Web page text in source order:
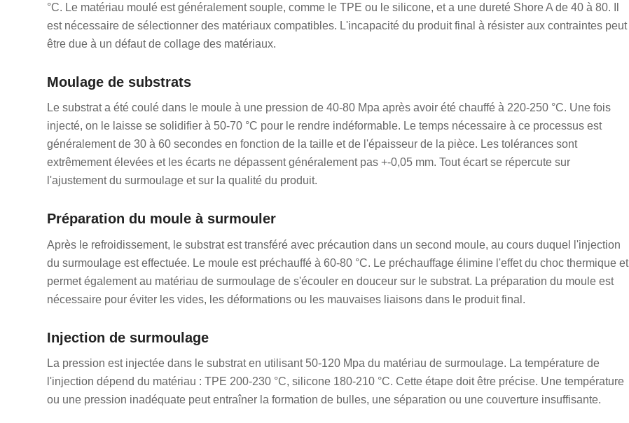
°C. Le matériau moulé est généralement souple, comme le TPE ou le silicone, et a une dureté Shore A de 40 à 80. Il
est nécessaire de sélectionner des matériaux compatibles. L'incapacité du produit final à résister aux contraintes peut
être due à un défaut de collage des matériaux.
Moulage de substrats
Le substrat a été coulé dans le moule à une pression de 40-80 Mpa après avoir été chauffé à 220-250 °C. Une fois
injecté, on le laisse se solidifier à 50-70 °C pour le rendre indéformable. Le temps nécessaire à ce processus est
généralement de 30 à 60 secondes en fonction de la taille et de l'épaisseur de la pièce. Les tolérances sont
extrêmement élevées et les écarts ne dépassent généralement pas +-0,05 mm. Tout écart se répercute sur
l'ajustement du surmoulage et sur la qualité du produit.
Préparation du moule à surmouler
Après le refroidissement, le substrat est transféré avec précaution dans un second moule, au cours duquel l'injection
du surmoulage est effectuée. Le moule est préchauffé à 60-80 °C. Le préchauffage élimine l'effet du choc thermique et
permet également au matériau de surmoulage de s'écouler en douceur sur le substrat. La préparation du moule est
nécessaire pour éviter les vides, les déformations ou les mauvaises liaisons dans le produit final.
Injection de surmoulage
La pression est injectée dans le substrat en utilisant 50-120 Mpa du matériau de surmoulage. La température de
l'injection dépend du matériau : TPE 200-230 °C, silicone 180-210 °C. Cette étape doit être précise. Une température
ou une pression inadéquate peut entraîner la formation de bulles, une séparation ou une couverture insuffisante.